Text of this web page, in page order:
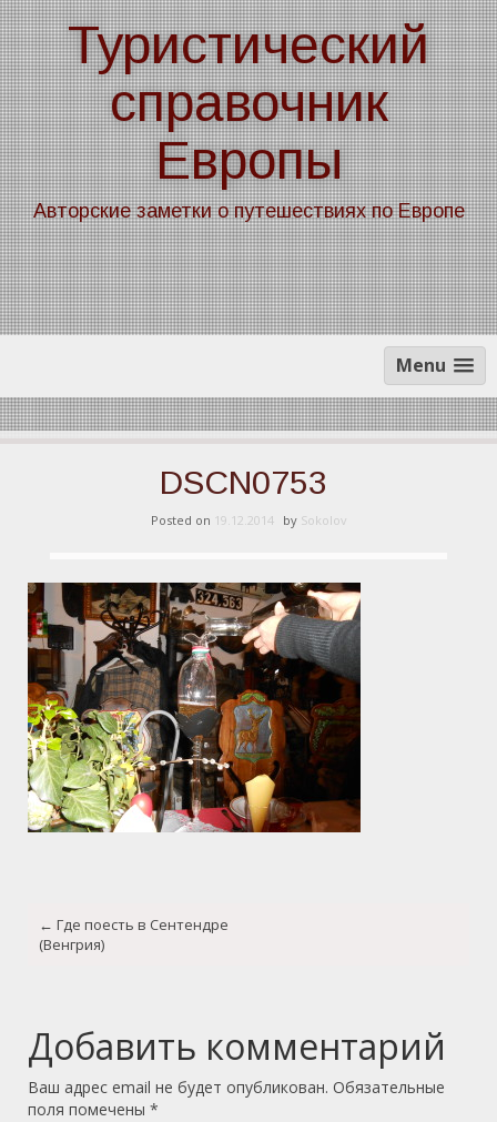
Skip
to
content
Туристический
справочник
Европы
Авторские заметки о путешествиях по Европе
Menu
DSCN0753
Posted on 19.12.2014 by Sokolov
navigation
← Где поесть в Сентендре
(Венгрия)
Добавить комментарий
Ваш адрес email не будет опубликован. Обязательные
поля помечены *